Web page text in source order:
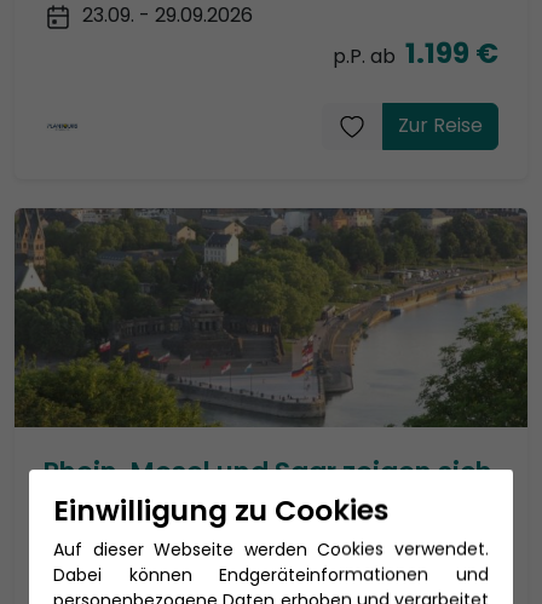
23.09. - 29.09.2026
p.P. ab 1.199 €
Zur Reise
Rhein, Mosel und Saar zeigen sich
von der schönsten Seite
Mit MS Elegant Lady 7 Tage ab/an Düsseldorf
MS Elegant Lady
Einwilligung zu Cookies
Auf dieser Webseite werden Cookies verwendet.
Dabei können Endgeräteinformationen und
personenbezogene Daten erhoben und verarbeitet